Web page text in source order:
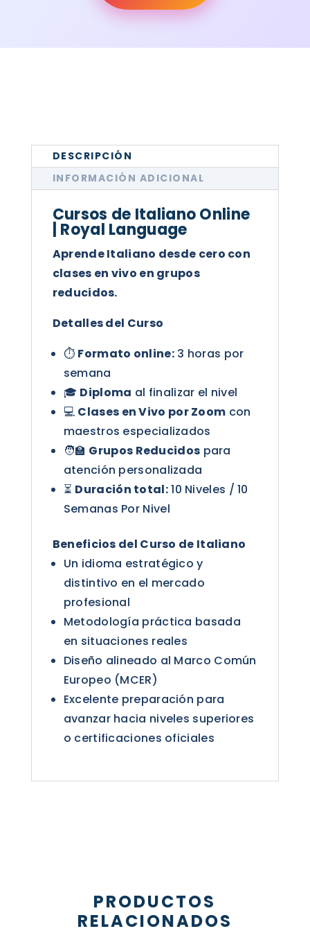
DESCRIPCIÓN
INFORMACIÓN ADICIONAL
Cursos de Italiano Online
| Royal Language
Aprende Italiano desde cero con
clases en vivo en grupos
reducidos.
Detalles del Curso
⏱ Formato online:3 horas por
semana
🎓 Diploma al finalizar el nivel
💻 Clases en Vivo por Zoom con
maestros especializados
🧑‍🏫 Grupos Reducidos para
atención personalizada
⏳ Duración total:10 Niveles / 10
Semanas Por Nivel
Beneficios del Curso de Italiano
Un idioma estratégico y
distintivo en el mercado
profesional
Metodología práctica basada
en situaciones reales
Diseño alineado al Marco Común
Europeo (MCER)
Excelente preparación para
avanzar hacia niveles superiores
o certificaciones oficiales
PRODUCTOS
RELACIONADOS